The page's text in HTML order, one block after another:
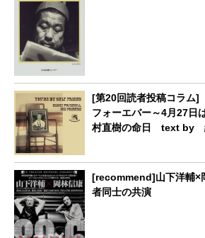
[第20回読者投稿コラム]
フォーエバー～4月27日
村直樹の命日 text by
[recommend]山下洋輔
者同士の共演